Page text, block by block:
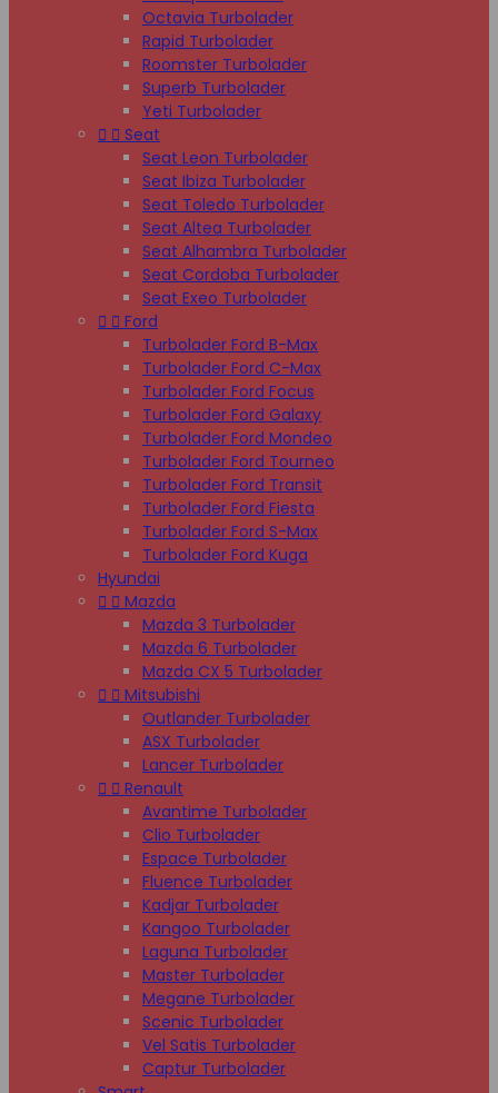
Octavia Turbolader
Rapid Turbolader
Roomster Turbolader
Superb Turbolader
Yeti Turbolader
  Seat
Seat Leon Turbolader
Seat Ibiza Turbolader
Seat Toledo Turbolader
Seat Altea Turbolader
Seat Alhambra Turbolader
Seat Cordoba Turbolader
Seat Exeo Turbolader
  Ford
Turbolader Ford B-Max
Turbolader Ford C-Max
Turbolader Ford Focus
Turbolader Ford Galaxy
Turbolader Ford Mondeo
Turbolader Ford Tourneo
Turbolader Ford Transit
Turbolader Ford Fiesta
Turbolader Ford S-Max
Turbolader Ford Kuga
Hyundai
  Mazda
Mazda 3 Turbolader
Mazda 6 Turbolader
Mazda CX 5 Turbolader
  Mitsubishi
Outlander Turbolader
ASX Turbolader
Lancer Turbolader
  Renault
Avantime Turbolader
Clio Turbolader
Espace Turbolader
Fluence Turbolader
Kadjar Turbolader
Kangoo Turbolader
Laguna Turbolader
Master Turbolader
Megane Turbolader
Scenic Turbolader
Vel Satis Turbolader
Captur Turbolader